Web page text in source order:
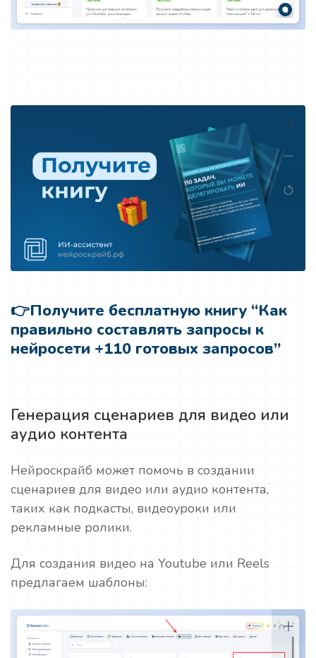
👉Получите бесплатную книгу “Как
правильно составлять запросы к
нейросети +110 готовых запросов”
Генерация сценариев для видео или
аудио контента
Нейроскрайб может помочь в создании
сценариев для видео или аудио контента,
таких как подкасты, видеоуроки или
рекламные ролики.
Для создания видео на Youtube или Reels
предлагаем шаблоны: